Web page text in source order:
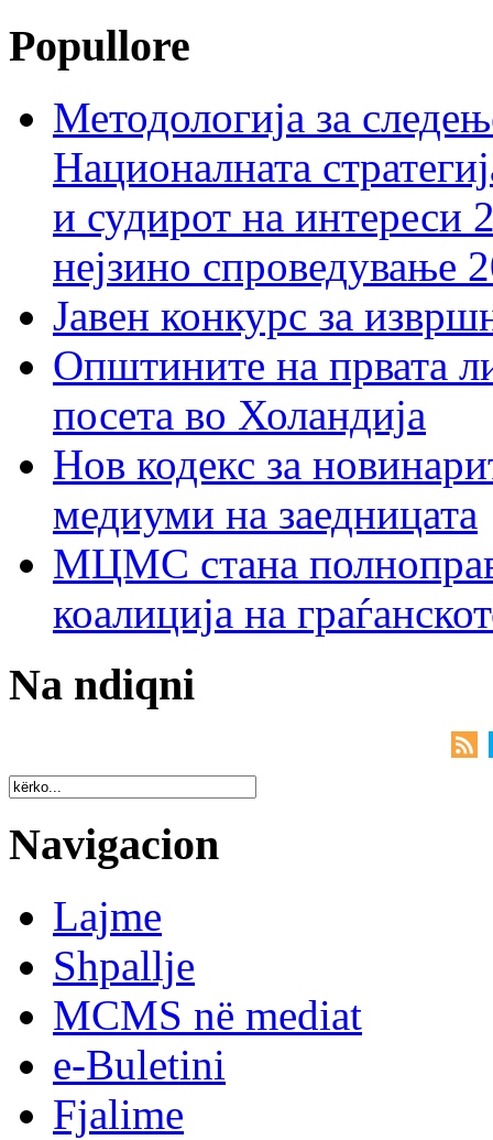
Popullore
Методологија за
Националната
и судирот на интереси
нејзино спроведување
Јавен конкурс за
Општините на првата
посета во Холандија
Нов кодекс за
медиуми на заедницата
МЦМС стана
коалиција на
Na ndiqni
Navigacion
Lajme
Shpallje
MCMS në mediat
e-Buletini
Fjalime